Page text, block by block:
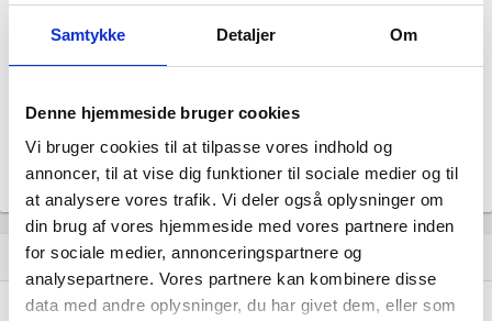
Samtykke Detaljer Om
Denne hjemmeside bruger cookies
Vi bruger cookies til at tilpasse vores indhold og
annoncer, til at vise dig funktioner til sociale medier og til
at analysere vores trafik. Vi deler også oplysninger om
din brug af vores hjemmeside med vores partnere inden
for sociale medier, annonceringspartnere og
analysepartnere. Vores partnere kan kombinere disse
data med andre oplysninger, du har givet dem, eller som
Status
Aktiv
Uoplyst
Formål
Uoplyst
Tegningsregel
Uoplyst
show_chart Udvikling i antal ansatte